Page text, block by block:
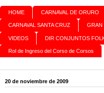
HOME CARNAVAL DE ORURO
CARNAVAL SANTA CRUZ GRAN
VIDEOS DIR CONJUNTOS
Rol de Ingreso del Corso de Corsos
20 de noviembre de 2009